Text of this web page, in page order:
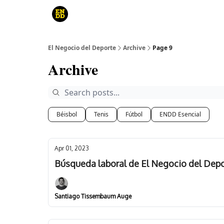
El Negocio del Deporte Archive Page 9
Archive
Béisbol Tenis Fútbol ENDD Esencial
Apr 01, 2023
Búsqueda laboral de El Negocio del
Santiago Tissembaum Auge